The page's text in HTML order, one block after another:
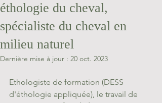
éthologie du cheval,
spécialiste du cheval en
milieu naturel
Dernière mise à jour : 20 oct. 2023
Ethologiste de formation (DESS
d'éthologie appliquée), le travail de